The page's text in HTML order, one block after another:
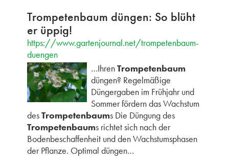
Trompetenbaum düngen: So blüht
er üppig!
https://www.gartenjournal.net/trompetenbaum-
duengen
…IhrenTrompetenbaum
düngen? Regelmäßige
Düngergaben im Frühjahr und
Sommer fördern das Wachstum
desTrompetenbaums Die Düngung des
Trompetenbaums richtet sich nach der
Bodenbeschaffenheit und den Wachstumsphasen
der Pflanze. Optimal düngen…